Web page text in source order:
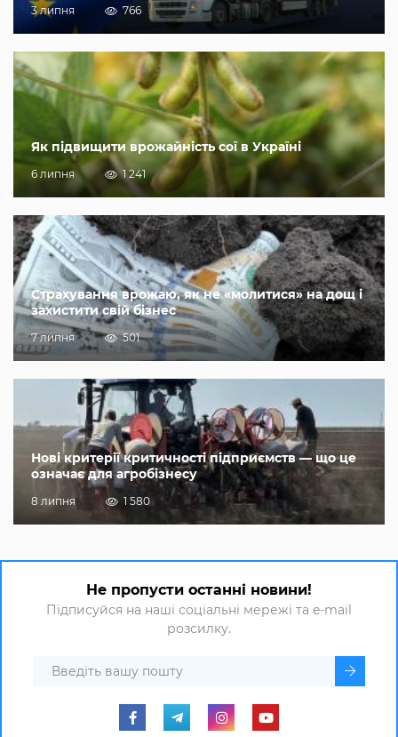
3 липня 766
Як підвищити врожайність сої в Україні
6 липня 1 241
Страхування врожаю, як не «молитися» на дощ і
захистити свій бізнес
7 липня 501
Нові критерії критичності підприємств — що це
означає для агробізнесу
8 липня 1 580
Не пропусти останні новини!
Підписуйся на наші соціальні мережі та e-mail
розсилку.